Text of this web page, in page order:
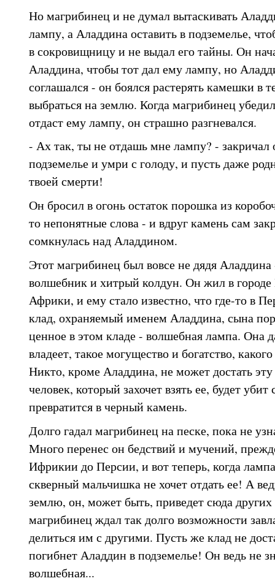
Но магрибинец и не думал вытаскивать
лампу, а Аладдина оставить в подземелье,
в сокровищницу и не выдал его тайны. Он
Аладдина, чтобы тот дал ему лампу, но
соглашался - он боялся растерять камешки в
выбраться на землю. Когда магрибинец
отдаст ему лампу, он страшно разгневался.
- Ах так, ты не отдашь мне лампу? - закричал
подземелье и умри с голоду, и пусть даже
твоей смерти!
Он бросил в огонь остаток порошка из
то непонятные слова - и вдруг камень сам
сомкнулась над Аладдином.
Этот магрибинец был вовсе не дядя
волшебник и хитрый колдун. Он жил в
Африки, и ему стало известно, что где-то в
клад, охраняемый именем Аладдина, сына
ценное в этом кладе - волшебная лампа. Она
владеет, такое могущество и богатство,
Никто, кроме Аладдина, не может достать
человек, который захочет взять ее, будет
превратится в черный камень.
Долго гадал магрибинец на песке, пока не
Много перенес он бедствий и мучений,
Ифрикии до Персии, и вот теперь, когда
скверный мальчишка не хочет отдать ее! А
землю, он, может быть, приведет сюда
магрибинец ждал так долго возможности
делиться им с другими. Пусть же клад не
погибнет Аладдин в подземелье! Он ведь не
волшебная...